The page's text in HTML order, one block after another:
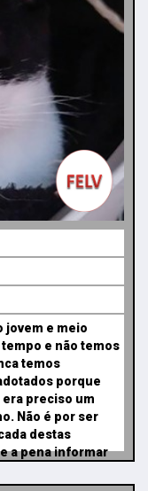
jovem e meio
e não temos
temos
porque
preciso um
Não é por ser
destas
a pena informar